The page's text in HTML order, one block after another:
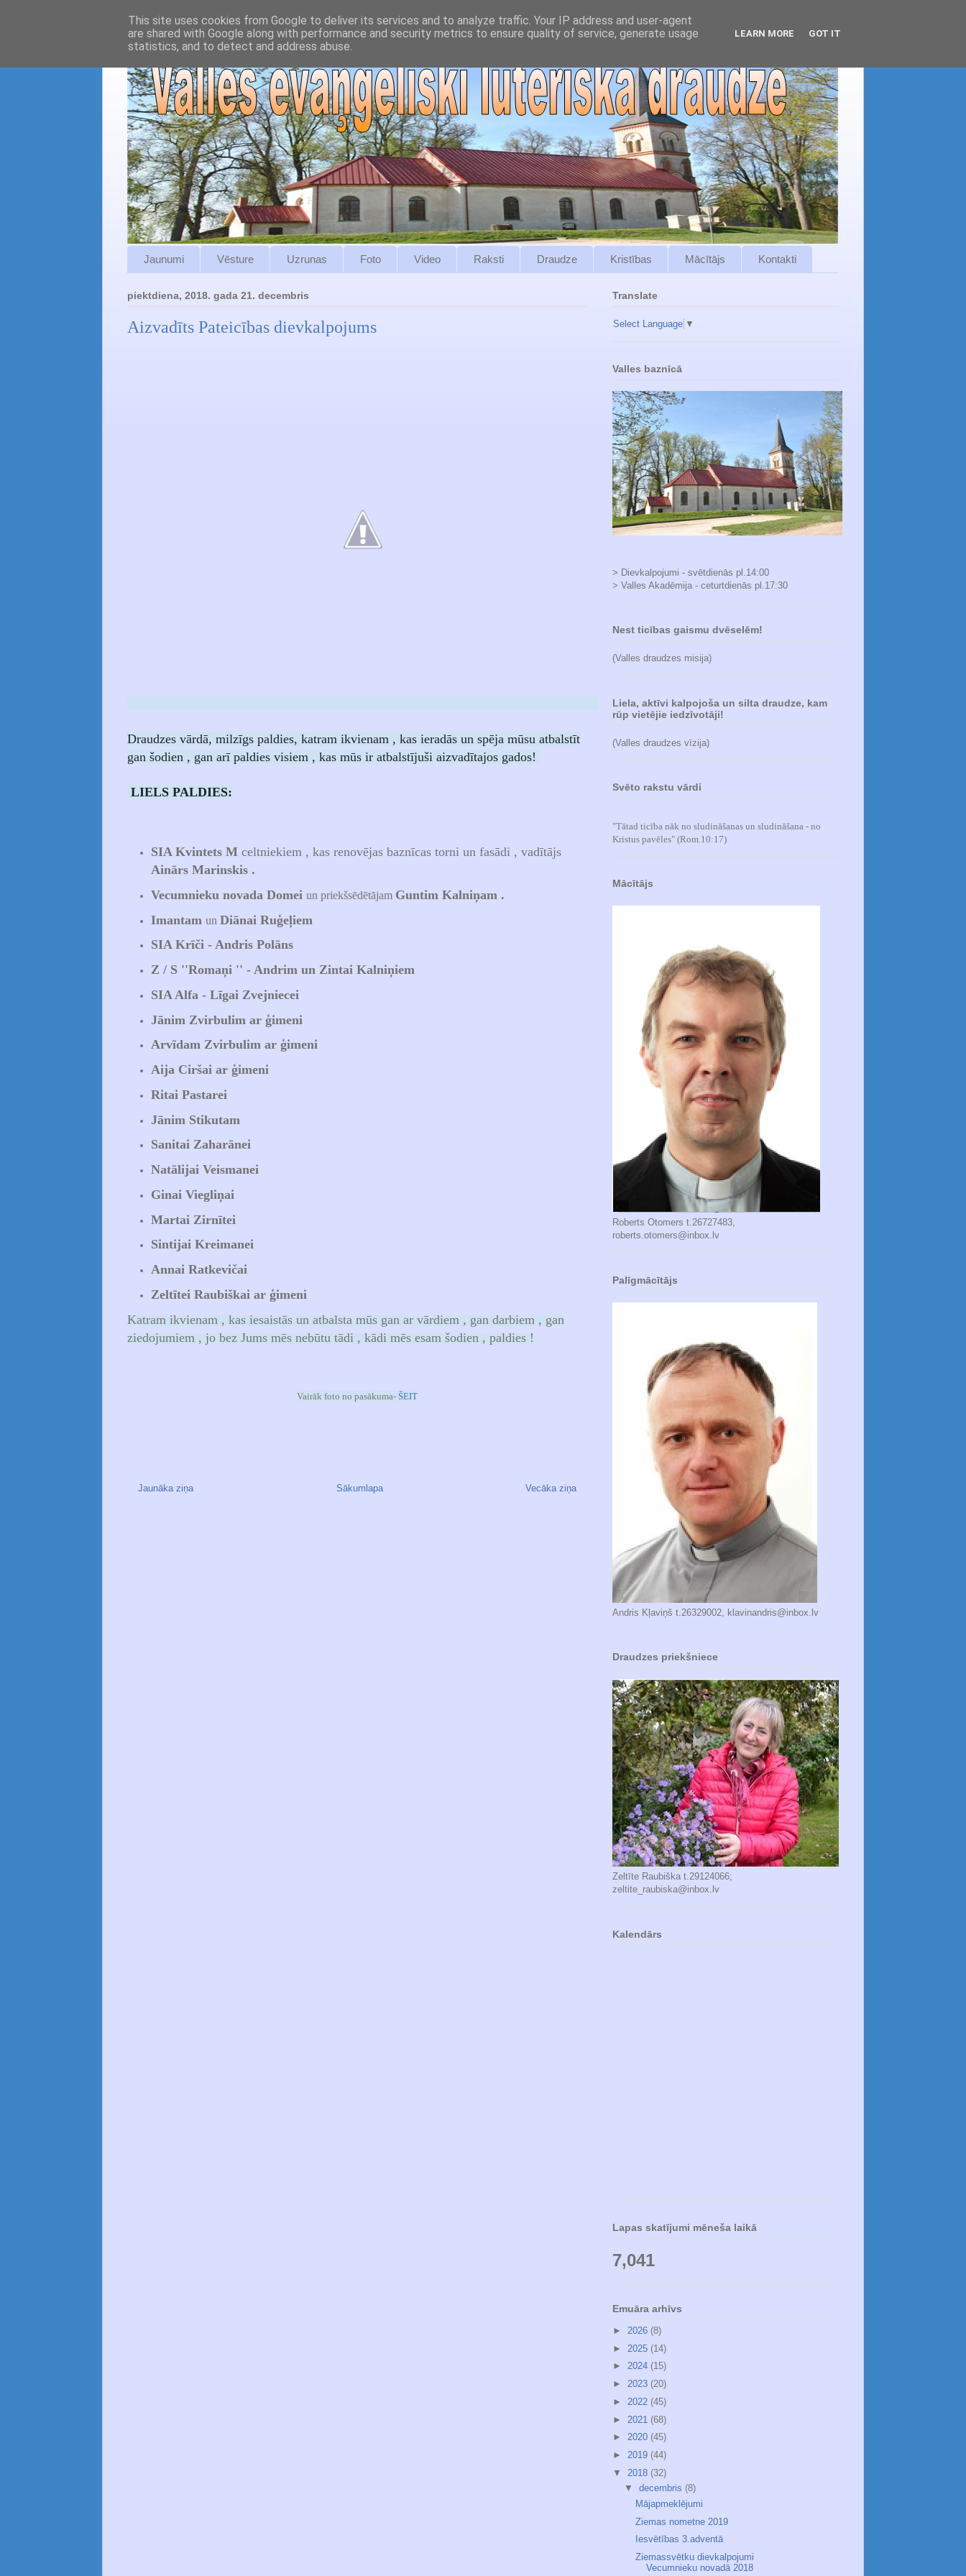
Jaunumi Vēsture Uzrunas Foto Video Raksti Draudze Kristības Mācītājs Kontakti
piektdiena, 2018. gada 21. decembris
Aizvadīts Pateicības dievkalpojums
Draudzes vārdā, milzīgs paldies, katram ikvienam , kas ieradās un spēja mūsu atbalstīt
gan šodien , gan arī paldies visiem , kas mūs ir atbalstījuši aizvadītajos gados!
LIELS PALDIES:
SIA Kvintets Mceltniekiem , kas renovējas baznīcas torni un fasādi , vadītājs
Ainārs Marinskis .
Vecumnieku novada Domei un priekšsēdētājam Guntim Kalniņam .
Imantam un Diānai Ruģeļiem
SIA Krīči - Andris Polāns
Z / S ''Romaņi '' - Andrim un Zintai Kalniņiem
SIA Alfa - Līgai Zvejniecei
Jānim Zvirbulim ar ģimeni
Arvīdam Zvirbulim ar ģimeni
Aija Ciršai ar ģimeni
Ritai Pastarei
Jānim Stikutam
Sanitai Zaharānei
Natālijai Veismanei
Ginai Viegliņai
Martai Zirnītei
Sintijai Kreimanei
Annai Ratkevičai
Zeltītei Raubiškai ar ģimeni
Katram ikvienam , kas iesaistās un atbalsta mūs gan ar vārdiem , gan darbiem , gan
ziedojumiem , jo bez Jums mēs nebūtu tādi , kādi mēs esam šodien , paldies !
Vairāk foto no pasākuma- ŠEIT
Jaunāka ziņa Vecāka ziņa
Sākumlapa
Translate
Select Language ▼
Valles baznīcā
> Dievkalpojumi - svētdienās pl.14:00
> Valles Akadēmija - ceturtdienās pl.17:30
Nest ticības gaismu dvēselēm!
(Valles draudzes misija)
Liela, aktīvi kalpojoša un silta draudze, kam
rūp vietējie iedzīvotāji!
(Valles draudzes vīzija)
Svēto rakstu vārdi
"Tātad ticība nāk no sludināšanas un sludināšana - no
Kristus pavēles" (Rom.10:17)
Mācītājs
Roberts Otomers t.26727483,
roberts.otomers@inbox.lv
Palīgmācītājs
Andris Kļaviņš t.26329002, klavinandris@inbox.lv
Draudzes priekšniece
Zeltīte Raubiška t.29124066;
zeltite_raubiska@inbox.lv
Kalendārs
Lapas skatījumi mēneša laikā
7,041
Emuāra arhīvs
► 2026 (8)
► 2025 (14)
► 2024 (15)
► 2023 (20)
► 2022 (45)
► 2021 (68)
► 2020 (45)
► 2019 (44)
▼ 2018 (32)
▼ decembris (8)
Mājapmeklējumi
Ziemas nometne 2019
Iesvētības 3.adventā
Ziemassvētku dievkalpojumi
Vecumnieku novadā 2018
This site uses cookies from Google to deliver its services and to analyze traffic. Your IP address and user-agent
are shared with Google along with performance and security metrics to ensure quality of service, generate usage
statistics, and to detect and address abuse.
LEARN MORE GOT IT